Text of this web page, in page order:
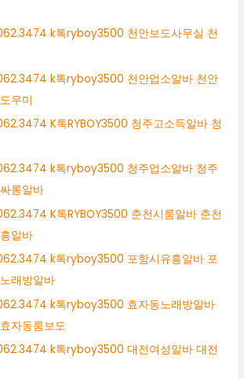
k톡ryboy3500 천안보도사무실 천
k톡ryboy3500 천안업소알바 천안
우미
K톡RYBOY3500 청주고소득알바 청
k톡ryboy3500 청주업소알바 청주
롱알바
K톡RYBOY3500 춘천시룸알바 춘천
알바
k톡ryboy3500 포항시유흥알바 포
래방알바
k톡ryboy3500 효자동노래방알바
자동룸보도
k톡ryboy3500 대전여성알바 대전